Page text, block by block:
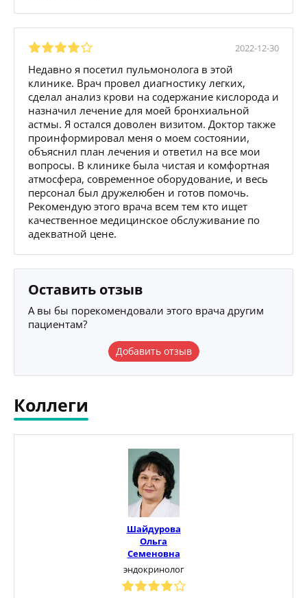
2022-12-30
Недавно я посетил пульмонолога в этой
клинике. Врач провел диагностику легких,
сделал анализ крови на содержание кислорода и
назначил лечение для моей бронхиальной
астмы. Я остался доволен визитом. Доктор также
проинформировал меня о моем состоянии,
объяснил план лечения и ответил на все мои
вопросы. В клинике была чистая и комфортная
атмосфера, современное оборудование, и весь
персонал был дружелюбен и готов помочь.
Рекомендую этого врача всем тем кто ищет
качественное медицинское обслуживание по
адекватной цене.
Оставить отзыв
А вы бы порекомендовали этого врача другим
пациентам?
Добавить отзыв
Коллеги
Шайдурова
Ольга
Семеновна
эндокринолог